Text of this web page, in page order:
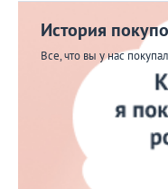
История
Все, что вы у нас